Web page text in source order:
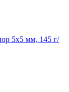
5x5 мм, 145 г/